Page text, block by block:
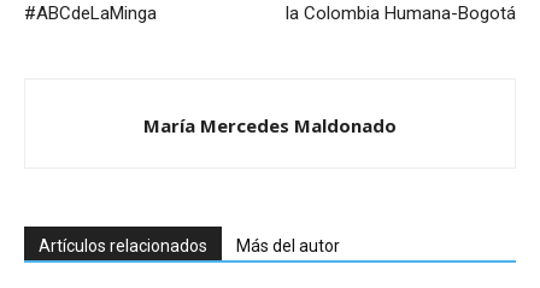
#ABCdeLaMinga
la Colombia Humana-Bogotá
María Mercedes Maldonado
Artículos relacionados Más del autor